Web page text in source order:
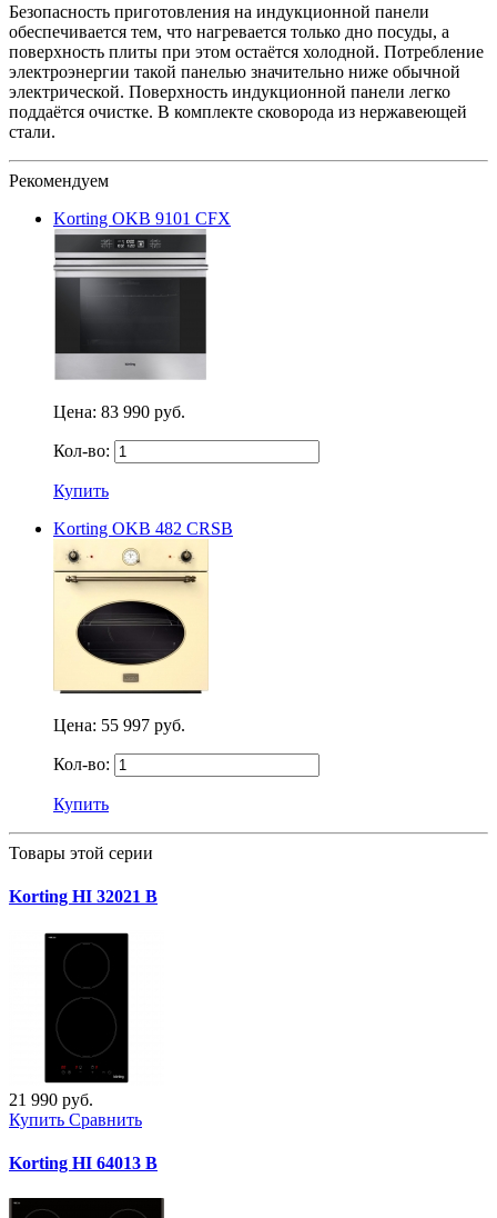
Безопасность приготовления на индукционной панели
обеспечивается тем, что нагревается только дно посуды, а
поверхность плиты при этом остаётся холодной. Потребление
электроэнергии такой панелью значительно ниже обычной
электрической. Поверхность индукционной панели легко
поддаётся очистке. В комплекте сковорода из нержавеющей
стали.
Рекомендуем
Korting OKB 9101 CFX
Цена: 83 990 руб.
Кол-во:
Купить
Korting OKB 482 CRSB
Цена: 55 997 руб.
Кол-во:
Купить
Товары этой серии
Korting HI 32021 B
21 990 руб.
Купить Сравнить
Korting HI 64013 B